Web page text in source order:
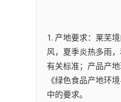
1. 产地要求：莱芜
风，夏季炎热多雨
有关标准；产品产
《绿色食品产地环
中的要求。